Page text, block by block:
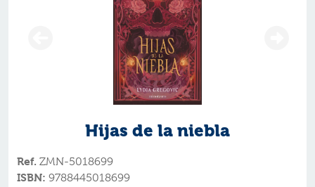
Hijas de la niebla
Ref. ZMN-5018699
ISBN: 9788445018699